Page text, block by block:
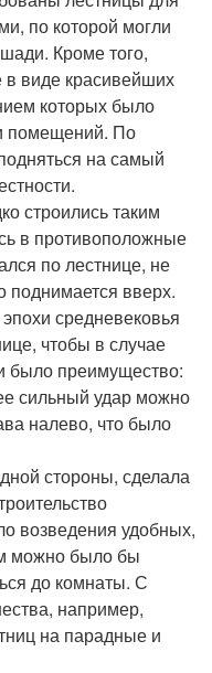
по которой могли
Кроме того,
в виде красивейших
которых было
помещений. По
на самый
строились таким
в противоположные
по лестнице, не
поднимается вверх.
средневековья
чтобы в случае
было преимущество:
сильный удар можно
налево, что было
стороны, сделала
возведения удобных,
можно было бы
до комнаты. С
например,
на парадные и